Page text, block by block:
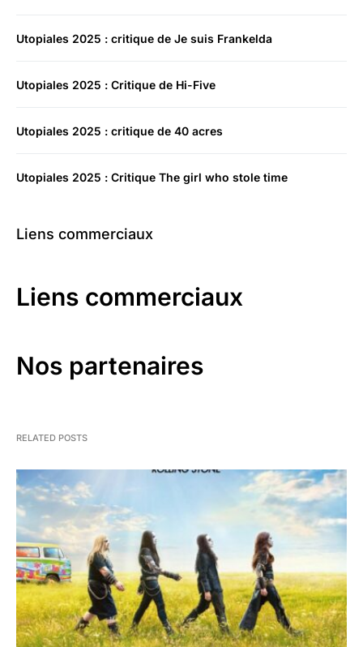
Utopiales 2025 : critique de Je suis Frankelda
Utopiales 2025 : Critique de Hi-Five
Utopiales 2025 : critique de 40 acres
Utopiales 2025 : Critique The girl who stole time
Liens commerciaux
Liens commerciaux
Nos partenaires
RELATED POSTS